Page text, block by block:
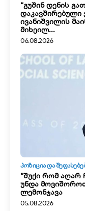
“გუშინ დენის
დაკავშირებული
ივანიშვილის
მიხეილ...
06.08.2026
ᲞᲝᲖᲘᲪᲘᲐ ᲓᲐ
“შუქი რომ აღარ
უნდა
ლემონჯავა
05.08.2026